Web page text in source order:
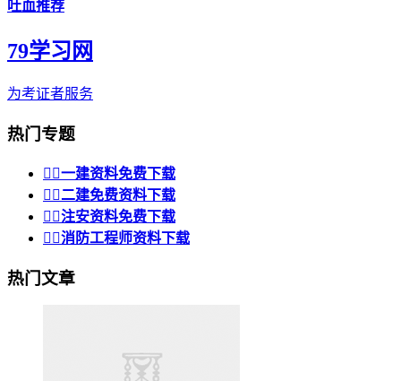
吐血推荐
79学习网
为考证者服务
热门专题
 一建资料免费下载
 二建免费资料下载
 注安资料免费下载
 消防工程师资料下载
热门文章